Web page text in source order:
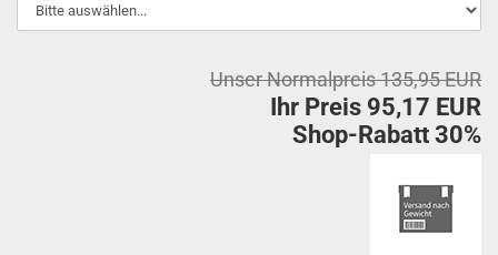
Unser Normalpreis 135,95 EUR
Ihr Preis 95,17 EUR
Shop-Rabatt 30%